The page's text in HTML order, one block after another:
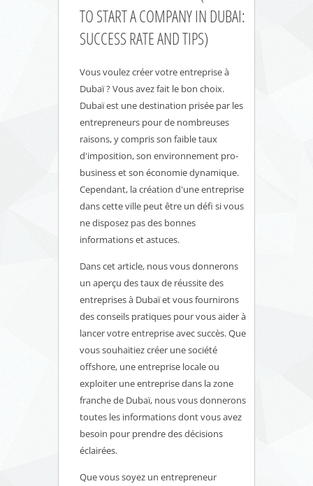
TO START A COMPANY IN DUBAI:
SUCCESS RATE AND TIPS)
Vous voulez créer votre entreprise à
Dubaï ? Vous avez fait le bon choix.
Dubaï est une destination prisée par les
entrepreneurs pour de nombreuses
raisons, y compris son faible taux
d'imposition, son environnement pro-
business et son économie dynamique.
Cependant, la création d'une entreprise
dans cette ville peut être un défi si vous
ne disposez pas des bonnes
informations et astuces.
Dans cet article, nous vous donnerons
un aperçu des taux de réussite des
entreprises à Dubaï et vous fournirons
des conseils pratiques pour vous aider à
lancer votre entreprise avec succès. Que
vous souhaitiez créer une société
offshore, une entreprise locale ou
exploiter une entreprise dans la zone
franche de Dubaï, nous vous donnerons
toutes les informations dont vous avez
besoin pour prendre des décisions
éclairées.
Que vous soyez un entrepreneur